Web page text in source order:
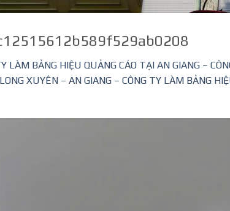
LÀM BẢNG HIỆU QUẢNG CÁO TẠI AN GIANG –
XUYÊN – AN GIANG – CÔNG TY LÀM BẢNG